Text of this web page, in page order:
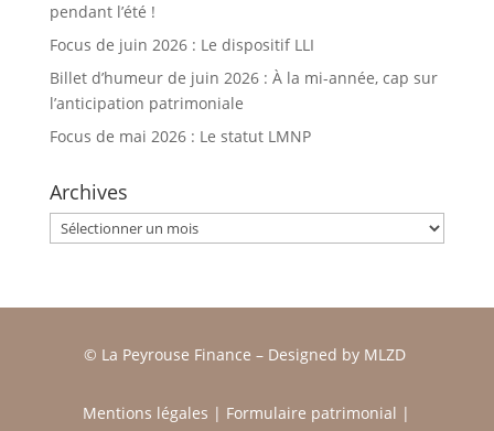
pendant l’été !
Focus de juin 2026 : Le dispositif LLI
Billet d’humeur de juin 2026 : À la mi-année, cap sur
l’anticipation patrimoniale
Focus de mai 2026 : Le statut LMNP
Archives
Archives
© La Peyrouse Finance –Designed by MLZD
Mentions légales | Formulaire patrimonial |